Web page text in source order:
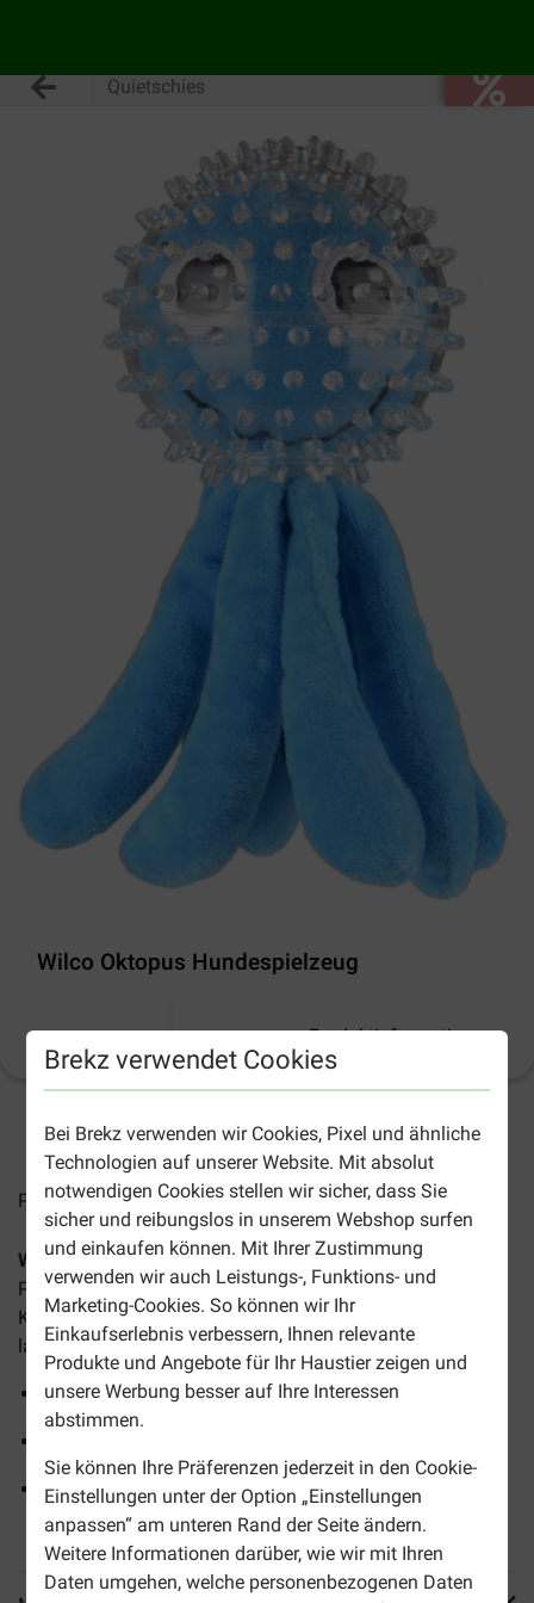
Brekz verwendet Cookies
Bei Brekz verwenden wir Cookies, Pixel und ähnliche
Technologien auf unserer Website. Mit absolut
notwendigen Cookies stellen wir sicher, dass Sie
sicher und reibungslos in unserem Webshop surfen
und einkaufen können. Mit Ihrer Zustimmung
verwenden wir auch Leistungs-, Funktions- und
Marketing-Cookies. So können wir Ihr
Einkaufserlebnis verbessern, Ihnen relevante
Produkte und Angebote für Ihr Haustier zeigen und
unsere Werbung besser auf Ihre Interessen
abstimmen.
Sie können Ihre Präferenzen jederzeit in den Cookie-
Einstellungen unter der Option „Einstellungen
anpassen“ am unteren Rand der Seite ändern.
Weitere Informationen darüber, wie wir mit Ihren
Daten umgehen, welche personenbezogenen Daten
Quietschies
Wilco Oktopus Hundespielzeug
Produktinformation
3-6 Arbeitstage, sofern nicht anders angegeben
Preise inkl. MwSt zzgl.Versandkosten
Wilco Oktopus Hundespielzeugist ein lustiges
Plüschspielzeug in Form eines Oktopus. Eine perfekte
Kombination aus weichem Kuscheltier und Spielball für
langanhaltenden Spaß.
Trägt zur Zahnreinigung Ihres Hundes bei
Hergestellt aus thermoplastischem Gummi/TPR und
Plüsch